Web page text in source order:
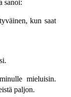
sanoi:
kun saat
mieluisin.
paljon.